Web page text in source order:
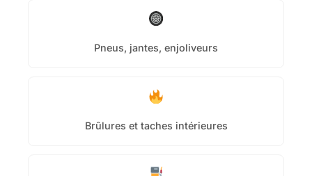
Pneus, jantes, enjoliveurs
Brûlures et taches intérieures